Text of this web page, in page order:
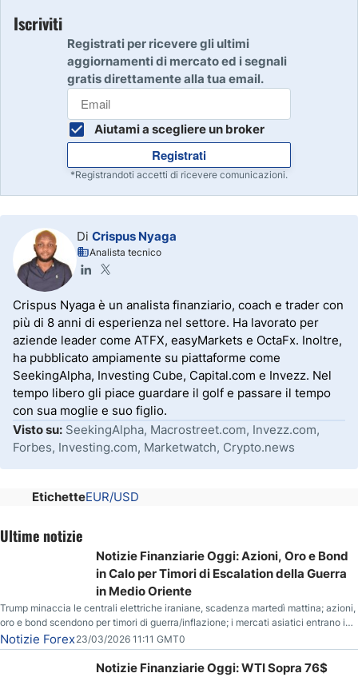
Iscriviti
Registrati per ricevere gli ultimi
aggiornamenti di mercato ed i segnali
gratis direttamente alla tua email.
Aiutami a scegliere un broker
Registrati
*Registrandoti accetti di ricevere comunicazioni.
Di Crispus Nyaga
Analista tecnico
Crispus Nyaga è un analista finanziario, coach e trader con
più di 8 anni di esperienza nel settore. Ha lavorato per
aziende leader come ATFX, easyMarkets e OctaFx. Inoltre,
ha pubblicato ampiamente su piattaforme come
SeekingAlpha, Investing Cube, Capital.com e Invezz. Nel
tempo libero gli piace guardare il golf e passare il tempo
con sua moglie e suo figlio.
Visto su: SeekingAlpha, Macrostreet.com, Invezz.com,
Forbes, Investing.com, Marketwatch, Crypto.news
EtichetteEUR/USD
Ultime notizie
Notizie Finanziarie Oggi: Azioni, Oro e Bond
in Calo per Timori di Escalation della Guerra
in Medio Oriente
Trump minaccia le centrali elettriche iraniane, scadenza martedì mattina; azioni,
oro e bond scendono per timori di guerra/inflazione; i mercati asiatici entrano in
correzione; il petrolio greggio resta stabile.
Notizie Forex23/03/2026 11:11 GMT0
Notizie Finanziarie Oggi: WTI Sopra 76$